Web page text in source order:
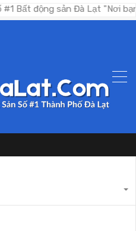
sản Đà Lạt "Nơi bạn tìm